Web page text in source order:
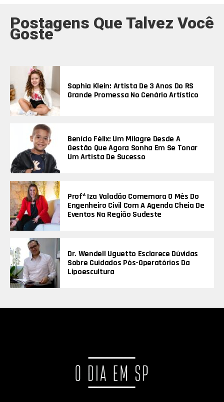
Postagens Que Talvez Você
Goste
Sophia Klein: Artista De 3 Anos Do RS
Grande Promessa No Cenário Artístico
Benício Félix: Um Milagre Desde A
Gestão Que Agora Sonha Em Se Tonar
Um Artista De Sucesso
Profª Iza Valadão Comemora O Mês Do
Engenheiro Civil Com A Agenda Cheia De
Eventos Na Região Sudeste
Dr. Wendell Uguetto Esclarece Dúvidas
Sobre Cuidados Pós-Operatórios Da
Lipoescultura